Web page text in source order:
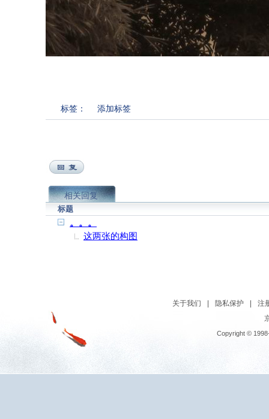
标签： 添加标签
相关回复
标题
。。。
这两张的构图
关于我们 隐私保护
注
Copyright ©